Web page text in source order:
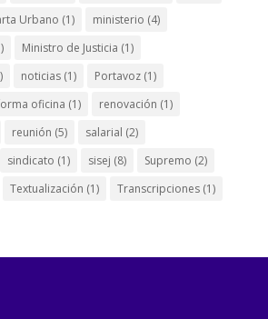
Urbano (1) ministerio (4)
Ministro de Justicia (1)
noticias(1) Portavoz(1)
oficina (1) renovación (1)
reunión (5) salarial (2)
sindicato (1) sisej (8) Supremo (2)
Textualización (1) Transcripciones(1)